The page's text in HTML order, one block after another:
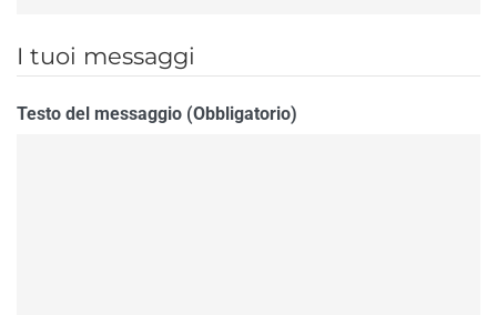
I tuoi messaggi
Testo del messaggio (Obbligatorio)